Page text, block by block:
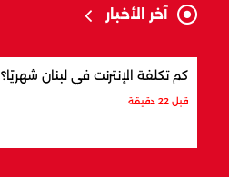
آخر الأخبار
كم تكلفة الإنترنت في لبنان شهريًا؟
قبل 22 دقيقة